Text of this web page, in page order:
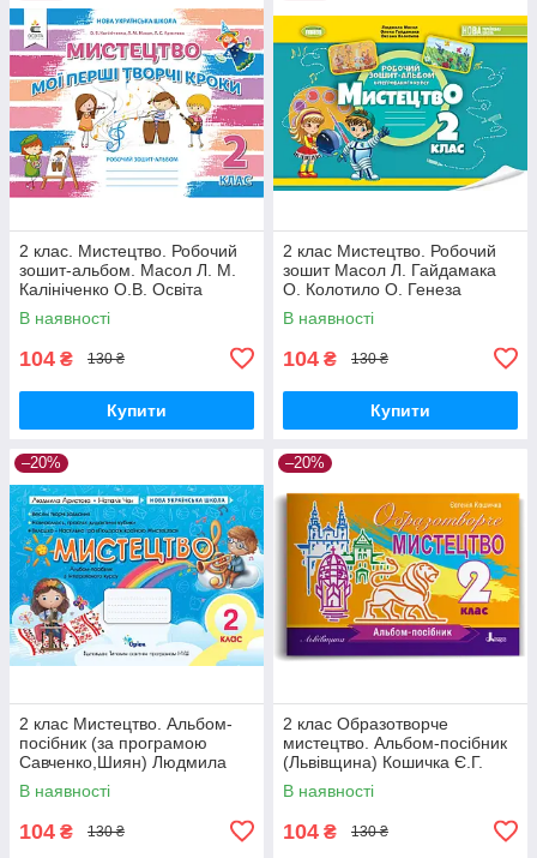
2 клас. Мистецтво. Робочий
зошит-альбом. Масол Л. М.
Калініченко О.В. Освіта
В наявності
104 ₴ 130 ₴
Купити
2 клас Мистецтво. Робочий
зошит Масол Л. Гайдамака
О. Колотило О. Генеза
В наявності
104 ₴ 130 ₴
Купити
–20%
2 клас Мистецтво. Альбом-
посібник (за програмою
Савченко,Шиян) Людмила
Аристова, Наталія Чєн Оріон
В наявності
104 ₴ 130 ₴
–20%
2 клас Образотворче
мистецтво. Альбом-посібник
(Львівщина) Кошичка Є.Г.
Літера
В наявності
104 ₴ 130 ₴